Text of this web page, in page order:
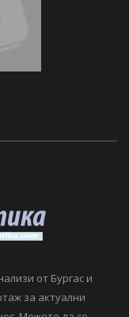
от Бургас и
за актуални